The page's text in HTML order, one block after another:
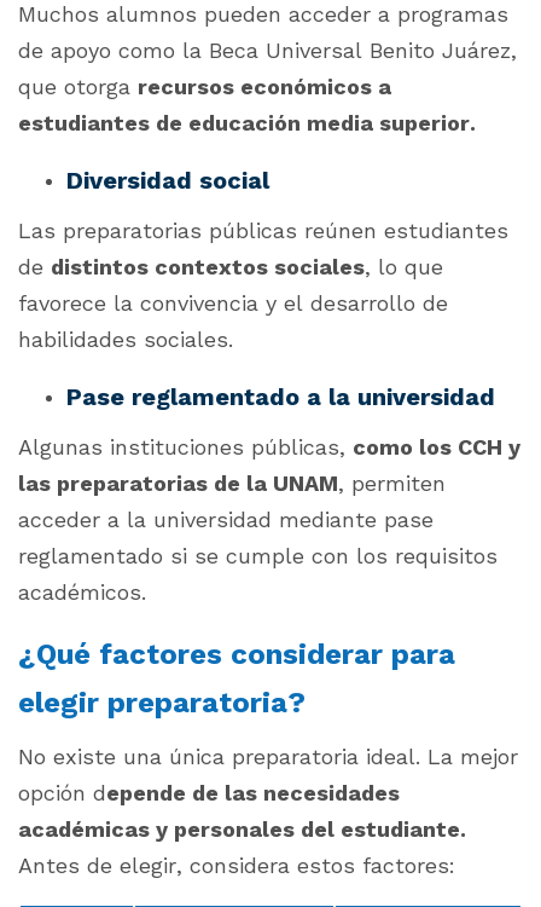
Muchos alumnos pueden acceder a programas
de apoyo como la Beca Universal Benito Juárez,
que otorga recursos económicos a
estudiantes de educación media superior.
Diversidad social
Las preparatorias públicas reúnen estudiantes
de distintos contextos sociales, lo que
favorece la convivencia y el desarrollo de
habilidades sociales.
Pase reglamentado a la universidad
Algunas instituciones públicas, como los CCH y
las preparatorias de la UNAM, permiten
acceder a la universidad mediante pase
reglamentado si se cumple con los requisitos
académicos.
¿Qué factores considerar para
elegir preparatoria?
No existe una única preparatoria ideal. La mejor
opción depende de las necesidades
académicas y personales del estudiante.
Antes de elegir, considera estos factores: